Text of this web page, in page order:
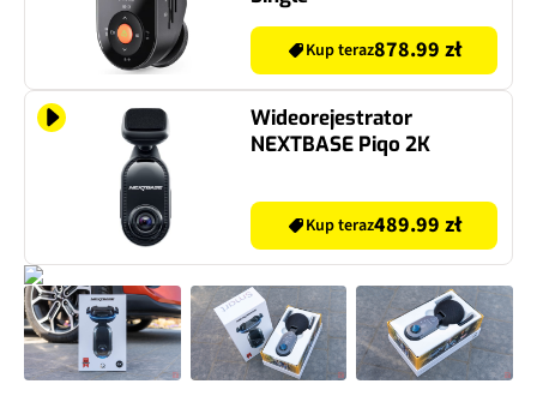
Kup teraz878.99 zł
Wideorejestrator
NEXTBASE Piqo 2K
Kup teraz489.99 zł